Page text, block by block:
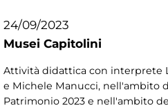
24/09/2023
Musei Capitolini
Attività didattica con interprete
e Michele Manucci, nell'ambito
Patrimonio 2023 e nell'ambito